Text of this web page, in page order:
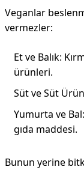
Veganlar
vermezler:
Et ve Balık:
ürünleri.
Süt ve Süt
Yumurta ve
gıda maddesi.
Bunun yerine